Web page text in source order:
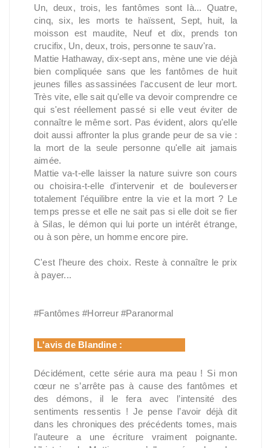
Un, deux, trois, les fantômes sont là... Quatre,
cinq, six, les morts te haïssent, Sept, huit, la
moisson est maudite, Neuf et dix, prends ton
crucifix, Un, deux, trois, personne te sauv'ra.
Mattie Hathaway, dix-sept ans, mène une vie déjà
bien compliquée sans que les fantômes de huit
jeunes filles assassinées l'accusent de leur mort.
Très vite, elle sait qu'elle va devoir comprendre ce
qui s'est réellement passé si elle veut éviter de
connaître le même sort. Pas évident, alors qu'elle
doit aussi affronter la plus grande peur de sa vie :
la mort de la seule personne qu'elle ait jamais
aimée.
Mattie va-t-elle laisser la nature suivre son cours
ou choisira-t-elle d'intervenir et de bouleverser
totalement l'équilibre entre la vie et la mort ? Le
temps presse et elle ne sait pas si elle doit se fier
à Silas, le démon qui lui porte un intérêt étrange,
ou à son père, un homme encore pire.
C'est l'heure des choix. Reste à connaître le prix
à payer...
#Fantômes #Horreur #Paranormal
L'avis de Blandine :
Décidément, cette série aura ma peau ! Si mon
cœur ne s’arrête pas à cause des fantômes et
des démons, il le fera avec l’intensité des
sentiments ressentis ! Je pense l’avoir déjà dit
dans les chroniques des précédents tomes, mais
l’auteure a une écriture vraiment poignante.